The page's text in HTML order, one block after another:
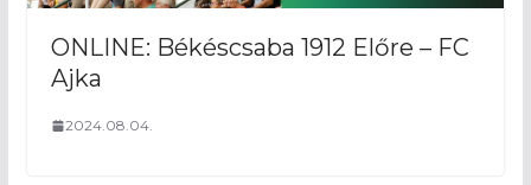
ONLINE: Békéscsaba 1912 Előre – FC
Ajka
2024.08.04.